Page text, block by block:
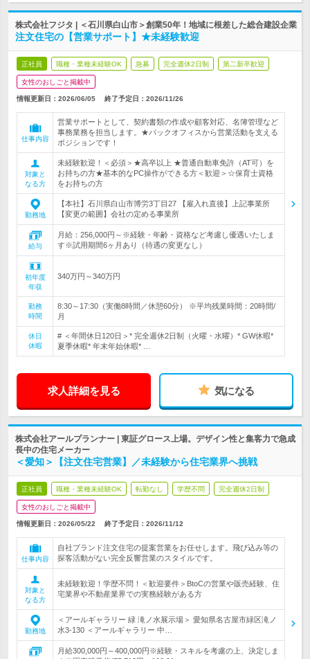
株式会社フジタ | ＜石川県白山市＞創業50年！地域に根差した総合建設企業
注文住宅の【営業サポート】★未経験歓迎
正社員 職種・業種未経験OK 急募 完全週休2日制 第二新卒歓迎
女性のおしごと掲載中
情報更新日：2026/06/05 終了予定日： 2026/11/26
仕事内容
営業サポートとして、契約書類の作成や顧客対応、名簿管理など
事務業務を担当します。★バックオフィスから営業活動を支える
ポジションです！
対象と
なる方
未経験歓迎！＜必須＞★高卒以上 ★普通自動車免許（AT可）を
お持ちの方★基本的なPC操作ができる方＜歓迎＞☆保育士資格
をお持ちの方
勤務地
【本社】石川県白山市博労3丁目27 【雇入れ直後】上記事業所
【変更の範囲】会社の定める事業所
給与
月給：256,000円～※経験・年齢・資格など考慮し優遇いたしま
す※試用期間6ヶ月あり（待遇の変更なし）
初年度
年収
340万円～340万円
勤務
時間
8:30～17:30（実働8時間／休憩60分） ※平均残業時間：20時間/
月
休日
休暇
# ＜年間休日120日＞* 完全週休2日制（火曜・水曜）* GW休暇*
夏季休暇* 年末年始休暇* …
求人詳細を見る 気になる
株式会社アールプランナー | 東証グロース上場。デザイン性と集客力で急成
長中の住宅メーカー
＜愛知＞【注文住宅営業】／未経験から住宅業界へ挑戦
正社員 職種・業種未経験OK 転勤なし 学歴不問 完全週休2日制
女性のおしごと掲載中
情報更新日：2026/05/22 終了予定日： 2026/11/12
仕事内容
自社ブランド注文住宅の提案営業をお任せします。飛び込み等の
探客活動がない完全反響営業のスタイルです。
対象と
なる方
未経験歓迎！学歴不問！＜歓迎要件＞BtoCの営業や販売経験、住
宅業界や不動産業界での実務経験がある方
勤務地
＜アールギャラリー 緑 滝ノ水展示場＞ 愛知県名古屋市緑区滝ノ
水3-130 ＜アールギャラリー 中…
月給300,000円～400,000円※経験・スキルを考慮の上、決定しま